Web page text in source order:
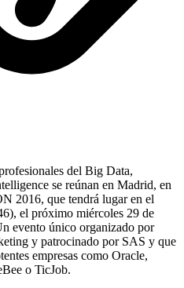
del Big Data,
se reúnan en Madrid, en
2016, que tendrá lugar en el
el próximo miércoles 29 de
evento único organizado por
y patrocinado por SAS y que
empresas como Oracle,
o TicJob.